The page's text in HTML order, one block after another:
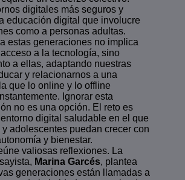
digitales más seguros y
educación digital que involucre
como a personas adultas.
estas generaciones no implica
a la tecnología, sino
a ellas, adaptando nuestras
y relacionarnos a una
que lo online y lo offline
Ignorar esta
no es una opción. El reto es
digital saludable en el que
adolescentes puedan crecer con
y bienestar.
valiosas reflexiones. La
Marina Garcés, plantea
generaciones están llamadas a